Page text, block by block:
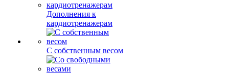
Дополнения к
кардиотренажерам
С собственным весом